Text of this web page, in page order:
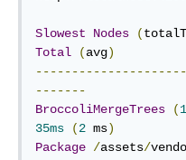
Slowest Nodes (
Total
(avg)
-------
BroccoliMergeTrees
(
35ms
(2 ms)
Package /assets/